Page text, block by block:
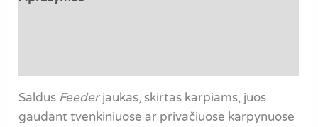
Saldus Feederjaukas, skirtas karpiams, juos
gaudant tvenkiniuose ar privačiuose karpynuose